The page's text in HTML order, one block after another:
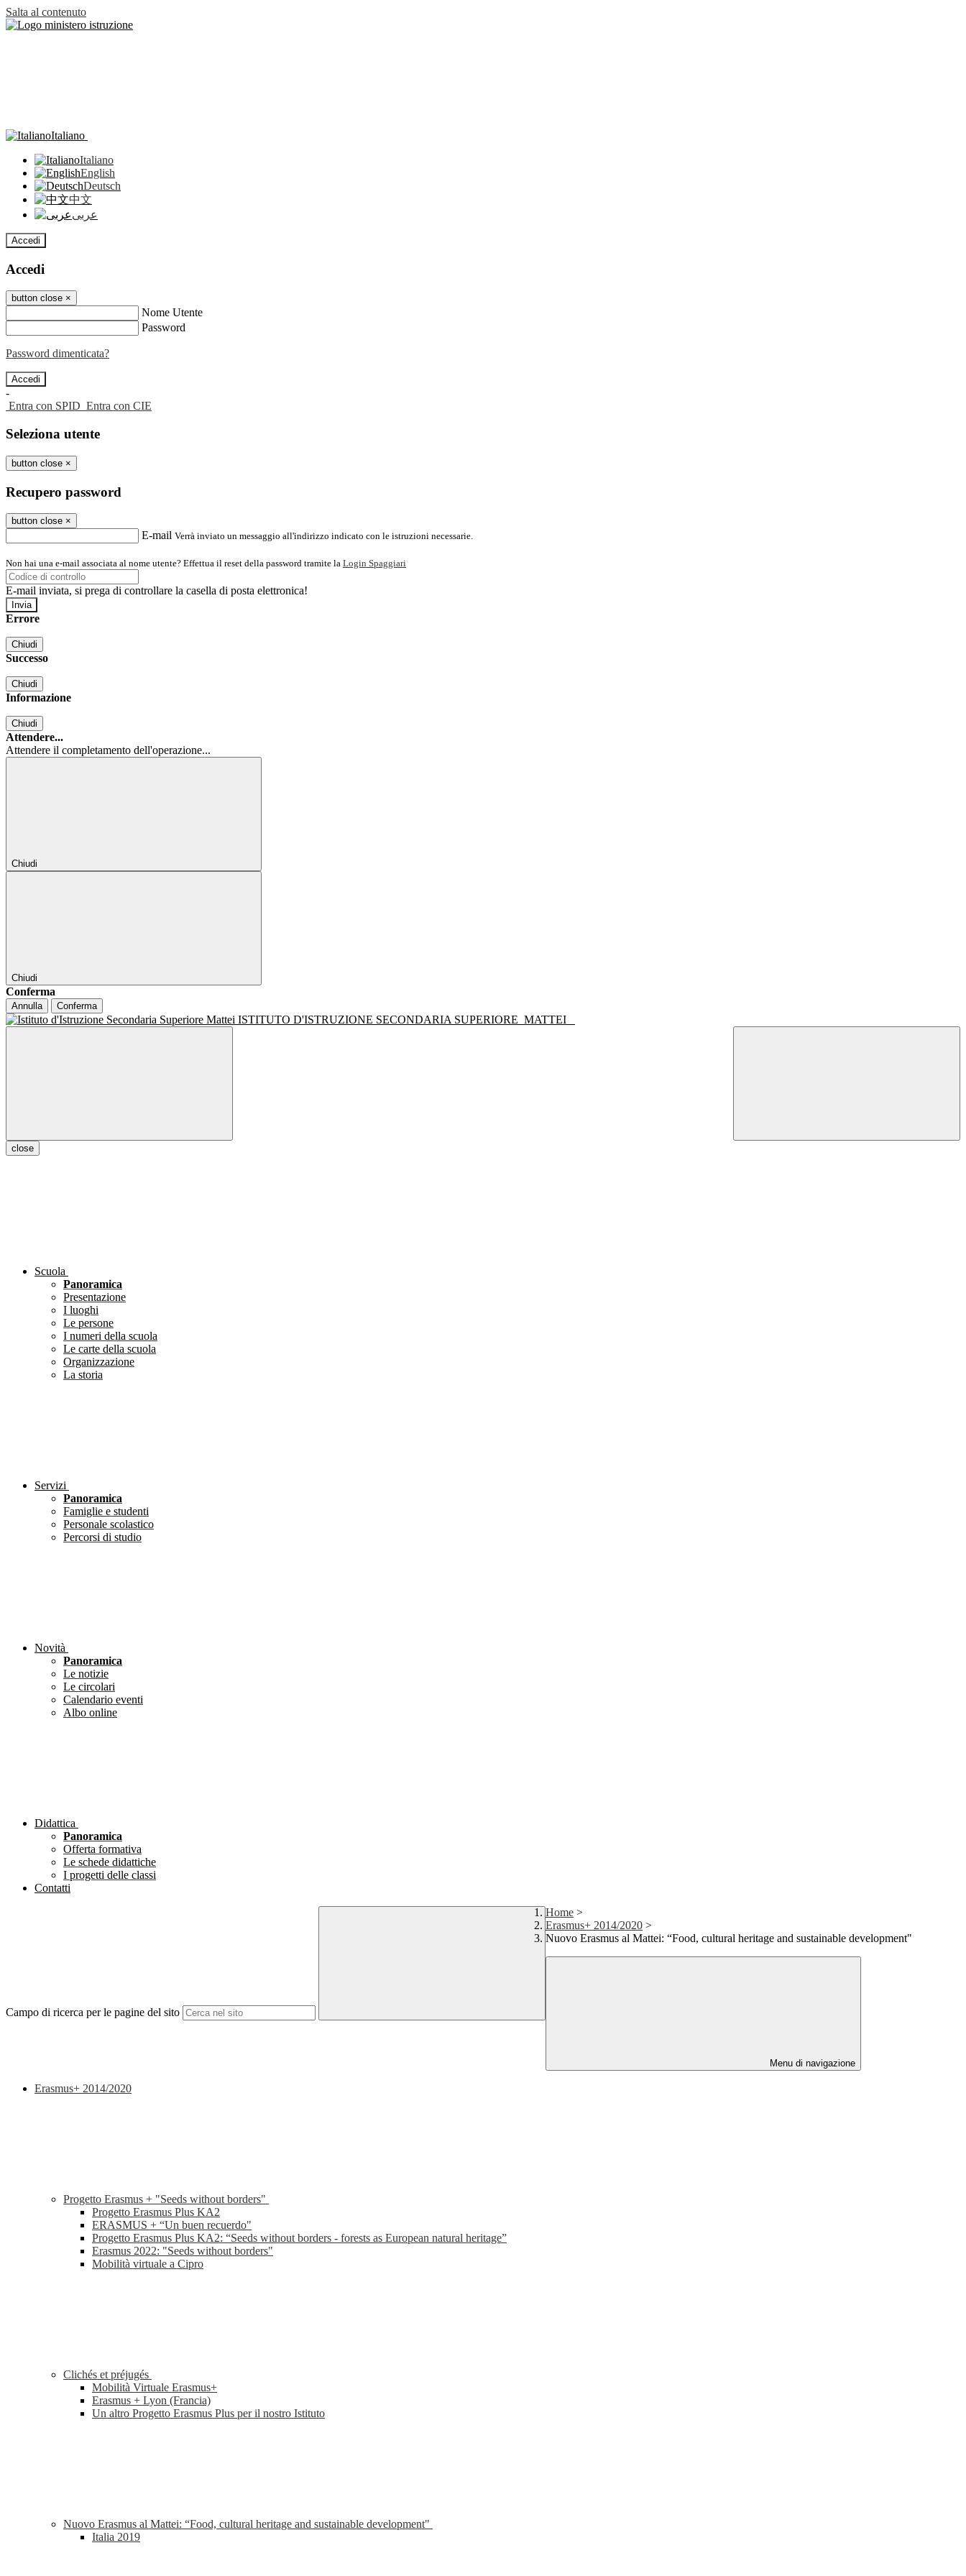
Salta al contenuto
Italiano
Italiano
English
Deutsch
中文
عربى
Accedi
Accedi
button close ×
Nome Utente
Password
Password dimenticata?
-
Entra con SPID Entra con CIE
Seleziona utente
button close ×
Recupero password
button close ×
E-mail Verrà inviato un messaggio all'indirizzo indicato con le istruzioni necessarie.
Non hai una e-mail associata al nome utente? Effettua il reset della password tramite la Login Spaggiari
E-mail inviata, si prega di controllare la casella di posta elettronica!
Errore
Chiudi
Successo
Chiudi
Informazione
Chiudi
Attendere...
Attendere il completamento dell'operazione...
Chiudi
Chiudi
Conferma
Annulla Conferma
ISTITUTO D'ISTRUZIONE SECONDARIA SUPERIORE MATTEI
close
Scuola
Panoramica
Presentazione
I luoghi
Le persone
I numeri della scuola
Le carte della scuola
Organizzazione
La storia
Servizi
Panoramica
Famiglie e studenti
Personale scolastico
Percorsi di studio
Novità
Panoramica
Le notizie
Le circolari
Calendario eventi
Albo online
Didattica
Panoramica
Offerta formativa
Le schede didattiche
I progetti delle classi
Contatti
Campo di ricerca per le pagine del sito
Home >
Erasmus+ 2014/2020 >
Nuovo Erasmus al Mattei: “Food, cultural heritage and sustainable development"
Menu di navigazione
Erasmus+ 2014/2020
Progetto Erasmus + "Seeds without borders"
Progetto Erasmus Plus KA2
ERASMUS + “Un buen recuerdo"
Progetto Erasmus Plus KA2: “Seeds without borders - forests as European natural heritage”
Erasmus 2022: "Seeds without borders"
Mobilità virtuale a Cipro
Clichés et préjugés
Mobilità Virtuale Erasmus+
Erasmus + Lyon (Francia)
Un altro Progetto Erasmus Plus per il nostro Istituto
Nuovo Erasmus al Mattei: “Food, cultural heritage and sustainable development"
Italia 2019